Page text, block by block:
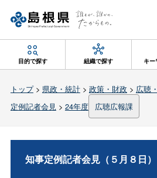
目的で探す 組織で探す キ
トップ> 県政・統計> 政策・財政 > 広聴
定例記者会見> 24年度 広聴広報課
知事定例記者会見（５月８日）